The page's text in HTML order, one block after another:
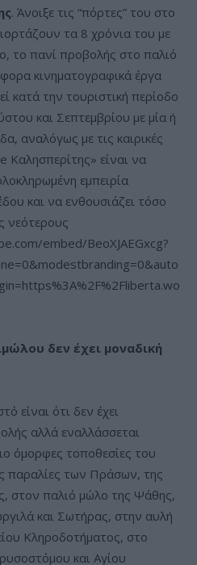
. Άνοιξε τις “πόρτες” του στο
τα 8 χρόνια του με
το πανί προβολής στο παλιό
κινηματογραφικά έργα
κατά την τουριστική περίοδο
και Σεπτεμβρίου με μία ή
αναλόγως με τις καιρικές
Καλησπερίτης» είναι να
εμπειρία
και να ενθουσιάζει τόσο
νεότερους
embed/BeoXJAEGxcg?
δεν έχει μοναδική
είναι ότι δεν έχει
αλλά εναλλάσσεται
όμορφες τοποθεσίες του
παραλίες των Πράσων, της
στον παλιό μώλο της Ψάθης,
και Σωτήρας, στην αυλή
Κληροδοτήματος, στο
και Αγίου